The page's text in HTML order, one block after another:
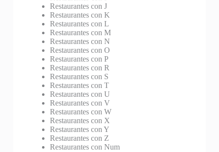
Restaurantes con J
Restaurantes con K
Restaurantes con L
Restaurantes con M
Restaurantes con N
Restaurantes con O
Restaurantes con P
Restaurantes con R
Restaurantes con S
Restaurantes con T
Restaurantes con U
Restaurantes con V
Restaurantes con W
Restaurantes con X
Restaurantes con Y
Restaurantes con Z
Restaurantes con Num